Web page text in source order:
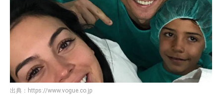
出典： https://www.vogue.co.jp